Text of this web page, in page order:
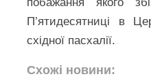
П’ятидесятниці в
східної пасхалії.
Схожі новини: